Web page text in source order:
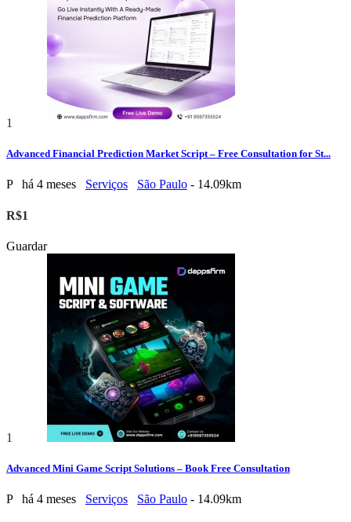
1
Advanced Financial Prediction Market Script – Free Consultation for St...
P há 4 meses Serviços São Paulo - 14.09km
R$1
Guardar
1
Advanced Mini Game Script Solutions – Book Free Consultation
P há 4 meses Serviços São Paulo - 14.09km